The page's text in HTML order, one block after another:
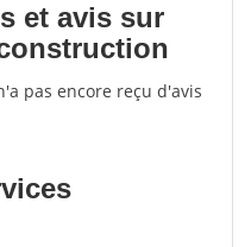
et avis sur
pas encore reçu d'avis